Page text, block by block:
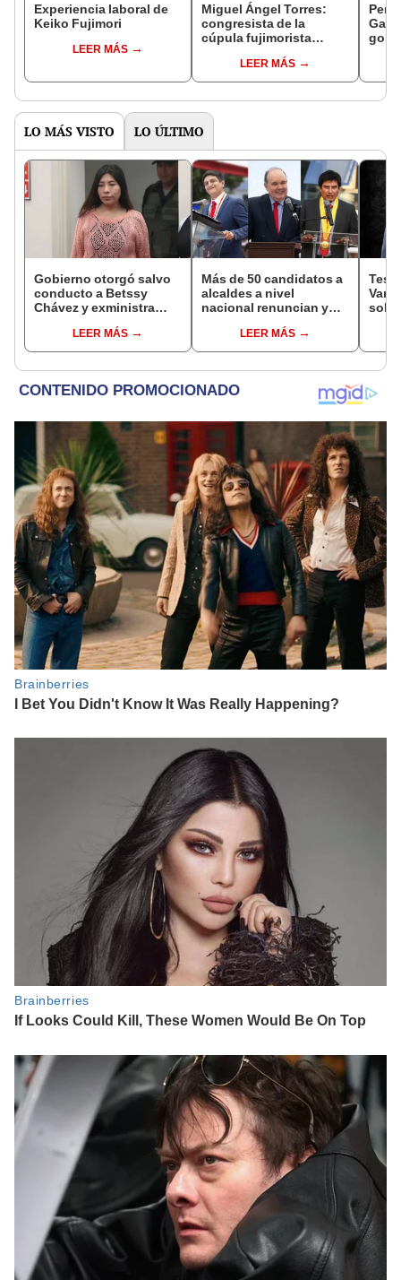
Experiencia laboral de
Keiko Fujimori
LEER MÁS
Miguel Ángel Torres:
congresista de la
cúpula fujimorista
del SenadoLEER MÁS
LO MÁS VISTO LO ÚLTIMO
Gobierno otorgó salvo
conducto a Betssy
Chávez y exministra
madrugadaLEER MÁS
Más de 50 candidatos a
alcaldes a nivel
nacional renuncian y
encubiertaLEER MÁS